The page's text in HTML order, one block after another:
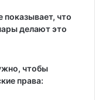
показывает, что
делают это
чтобы
права: